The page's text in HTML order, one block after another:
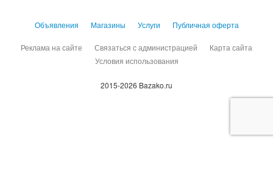
Объявления Магазины Услуги Публичная оферта
Реклама на сайте Связаться с администрацией
Карта сайта
Условия использования
2015-2026 Bazako.ru